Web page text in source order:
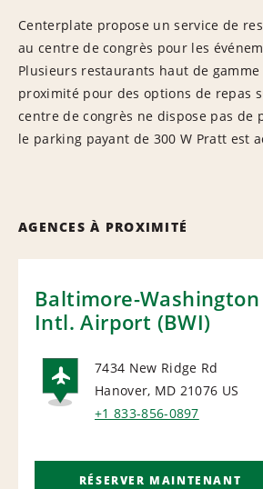
Centerplate propose un service de
au centre de congrès pour les
Plusieurs restaurants haut de gamme
proximité pour des options de repas
centre de congrès ne dispose pas de
le parking payant de 300 W Pratt est
AGENCES À PROXIMITÉ
Baltimore-Washington
Intl. Airport (BWI)
AIRPORT
7434 New Ridge Rd
Hanover, MD 21076 US
+1 833-856-0897
RÉSERVER MAINTENANT